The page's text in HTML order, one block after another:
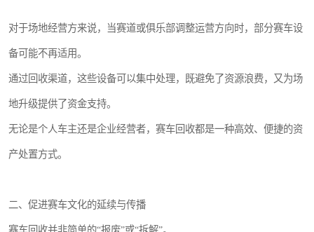
对于场地经营方来说，当赛道或俱乐部调整运营方向时，部分赛车设
备可能不再适用。
通过回收渠道，这些设备可以集中处理，既避免了资源浪费，又为场
地升级提供了资金支持。
无论是个人车主还是企业经营者，赛车回收都是一种高效、便捷的资
产处置方式。
二、促进赛车文化的延续与传播